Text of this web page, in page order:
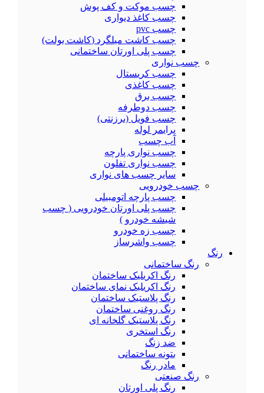
چسب موکت و کف پوش
چسب کاغذ دیواری
چسب pvc
چسب کاشت میلگرد (کاشت بولت)
چسب پلی اورتان ساختمانی
چسب نواری
چسب کریستال
چسب کاغذی
چسب برق
چسب دوطرفه
چسب فویل (برزنتی)
پرایمر لوله
آب چسب
چسب نواری پارچه
چسب نواری تفلون
سایر چسب های نواری
چسب خودرویی
چسب پارچه اتومبیلی
چسب پلی اورتان خودرویی ( چسب
شیشه خودرو )
چسب زه خودرو
چسب واشرساز
رنگ
رنگ ساختمانی
رنگ اکریلیک ساختمان
رنگ اکریلیک نمای ساختمان
رنگ پلاستیک ساختمان
رنگ روغنی ساختمان
رنگ پلاستیک گلخانه ای
رنگ استخری
ضد زنگ
بتونه ساختمانی
مادر رنگ
رنگ صنعتی
رنگ پلی اورتان